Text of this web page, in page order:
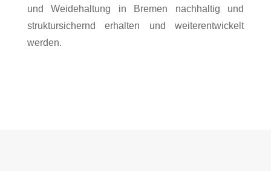
und Weidehaltung in Bremen nachhaltig und
struktursichernd erhalten und weiterentwickelt
werden.